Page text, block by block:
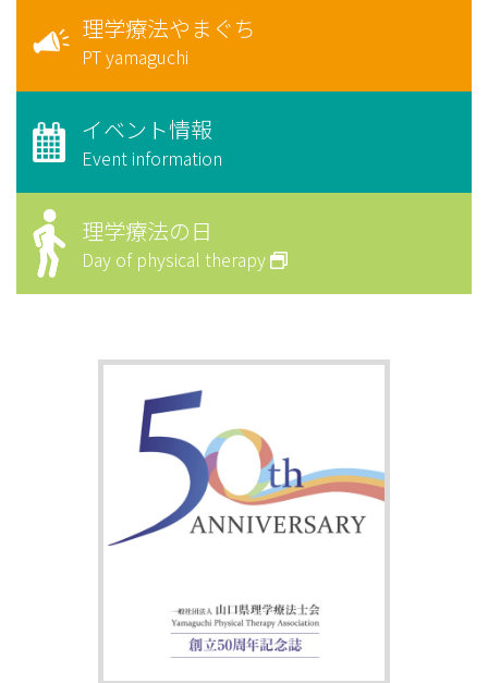
理学療法やまぐち
PT yamaguchi
イベント情報
Event information
理学療法の日
Day of physical therapy